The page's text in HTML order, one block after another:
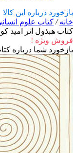
بازخورد درباره این کالا
خانه/ کتاب علوم
کتاب هبذول اثر امید
فروش ویژه !
بازخورد شما درباره